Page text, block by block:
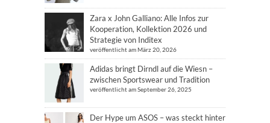
Zara x John Galliano: Alle Infos zur
Kooperation, Kollektion 2026 und
Strategie von Inditex
veröffentlicht am März 20, 2026
Adidas bringt Dirndl auf die Wiesn –
zwischen Sportswear und Tradition
veröffentlicht am September 26, 2025
Der Hype um ASOS – was steckt hinter